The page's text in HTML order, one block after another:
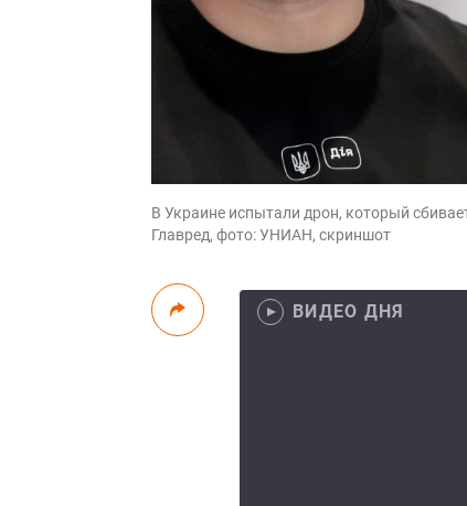
В Украине испытали дрон, который
Главред, фото: УНИАН, скриншот
ВИДЕО ДНЯ